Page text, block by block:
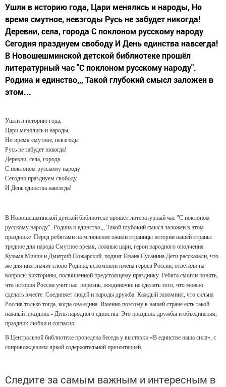
Ушли в историю года, Цари менялись и народы, Но
время смутное, невзгоды Русь не забудет никогда!
Деревни, села, города С поклоном русскому народу
Сегодня празднуем свободу И День единства навсегда!
В Новошешминской детской библиотеке прошёл
литературный час "С поклоном русскому народу".
Родина и единство,,, Такой глубокий смысл заложен в
этом...
Ушли в историю года,
Цари менялись и народы,
Но время смутное, невзгоды
Русь не забудет никогда!
Деревни, села, города
С поклоном русскому народу
Сегодня празднуем свободу
И День единства навсегда!
В Новошешминской детской библиотеке прошёл литературный час "С поклоном
русскому народу". Родина и единство,,, Такой глубокий смысл заложен в этом
празднике .Перед ребятами на мгновение ожили страницы истории нашей страны:
трудное для народа Смутное время, ложные цари, герои народного ополчения
Кузьма Минин и Дмитрий Пожарский, подвиг Ивана Сусанина.Дети рассказали, что
же для них значит слово Родина, вспомнили имена героев России, ответили на
вопросы викторины, посвященной предстоящему празднику. Ребята смогли понять,
что история России учит нас: порознь, поодиночке не сделать того, что можно
сделать вместе. Соединяет людей и народы дружба. Каждый запомнил, что сильна
Россия только тогда, когда она едина. Именно поэтому в нашей стране есть такой
важный праздник - День народного единства. Это праздник дружбы и объединения,
праздник любви и согласия.
В Центральной библиотеке проведена беседа у выставки «В единстве наша сила», с
сопровождением яркой содержательной презентацией.
Следите за самым важным и интересным в